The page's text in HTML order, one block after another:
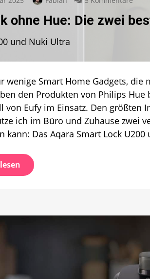
ohne
Locks
ohne Hue: Die zwei
und Nuki Ultra
wenige Smart Home Gadgets,
den Produkten von Philips
von Eufy im Einsatz. Den größten
ich im Büro und Zuhause zwei
kann: Das Aqara Smart Lock